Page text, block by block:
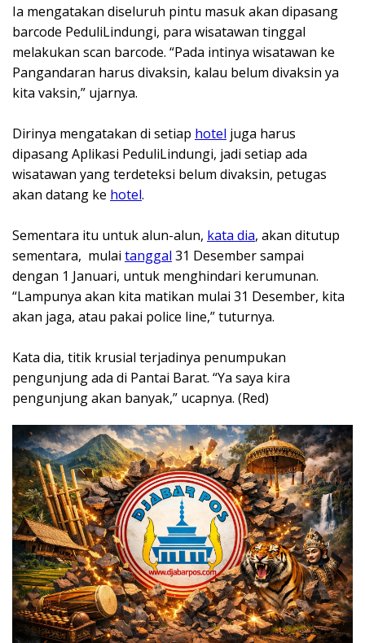
Ia mengatakan diseluruh pintu masuk akan dipasang
barcode PeduliLindungi, para wisatawan tinggal
melakukan scan barcode. “Pada intinya wisatawan ke
Pangandaran harus divaksin, kalau belum divaksin ya
kita vaksin,” ujarnya.
Dirinya mengatakan di setiap hotel juga harus
dipasang Aplikasi PeduliLindungi, jadi setiap ada
wisatawan yang terdeteksi belum divaksin, petugas
akan datang ke hotel.
Sementara itu untuk alun-alun, kata dia, akan ditutup
sementara, mulai tanggal 31 Desember sampai
dengan 1 Januari, untuk menghindari kerumunan.
“Lampunya akan kita matikan mulai 31 Desember, kita
akan jaga, atau pakai police line,” tuturnya.
Kata dia, titik krusial terjadinya penumpukan
pengunjung ada di Pantai Barat. “Ya saya kira
pengunjung akan banyak,” ucapnya. (Red)